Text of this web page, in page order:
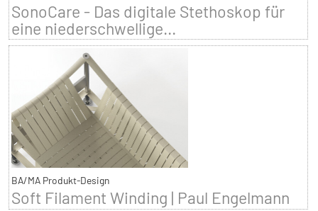
SonoCare - Das digitale Stethoskop für
eine niederschwellige...
BA/MA Produkt-Design
Soft Filament Winding | Paul Engelmann